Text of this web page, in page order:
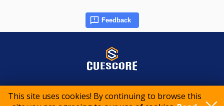
This site uses cookies! By continuing to browse this
Feedback
© 2015-2026 CueScore International